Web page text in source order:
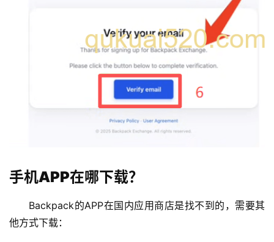
手机APP在哪下载？
Backpack的APP在国内应用商店是找不到的，需要其
他方式下载：